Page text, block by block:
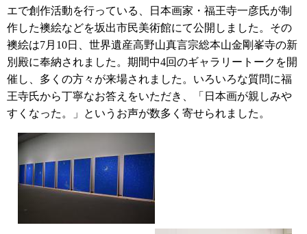
エで創作活動を行っている、日本画家・福王寺一彦氏が制
作した襖絵などを坂出市民美術館にて公開しました。その
襖絵は7月10日、世界遺産高野山真言宗総本山金剛峯寺の新
別殿に奉納されました。期間中4回のギャラリートークを開
催し、多くの方々が来場されました。いろいろな質問に福
王寺氏から丁寧なお答えをいただき、「日本画が親しみや
すくなった。」というお声が数多く寄せられました。